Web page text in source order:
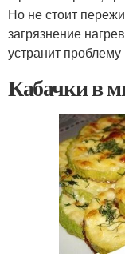
Но не стоит
загрязнение
устранит проблему
Кабачки в